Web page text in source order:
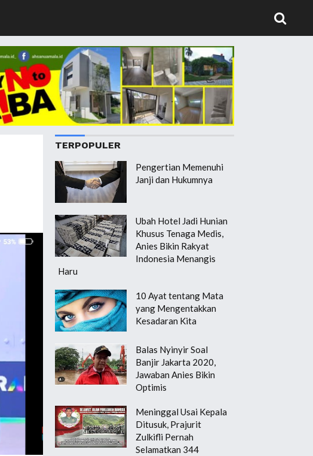
TERPOPULER
Pengertian Memenuhi
Janji dan Hukumnya
Ubah Hotel Jadi Hunian
Khusus Tenaga Medis,
Anies Bikin Rakyat
Indonesia Menangis
Haru
10 Ayat tentang Mata
yang Mengentakkan
Kesadaran Kita
Balas Nyinyir Soal
Banjir Jakarta 2020,
Jawaban Anies Bikin
Optimis
Meninggal Usai Kepala
Ditusuk, Prajurit
Zulkifli Pernah
Selamatkan 344